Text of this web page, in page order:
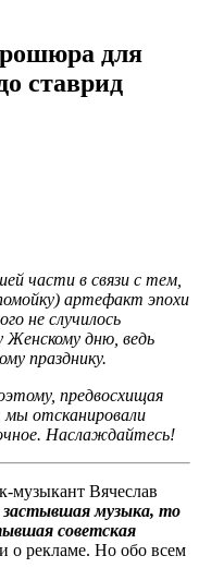
для
ставрид
части в связи с тем,
артефакт эпохи
не случилось
дню, ведь
празднику.
предвосхищая
отсканировали
Наслаждайтесь!
музыкант Вячеслав
музыка, то
советская
о рекламе. Но обо всем